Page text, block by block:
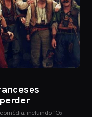
incluindo "Os